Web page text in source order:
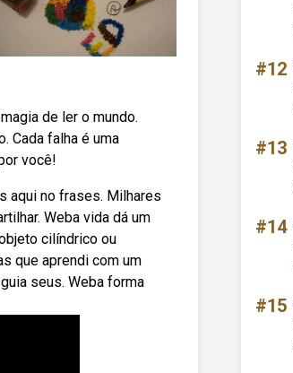
de ler o mundo.
Cada falha é uma
você!
aqui no frases. Milhares
Weba vida dá um
cilíndrico ou
que aprendi com um
seus. Weba forma
#12
#13
#14
#15